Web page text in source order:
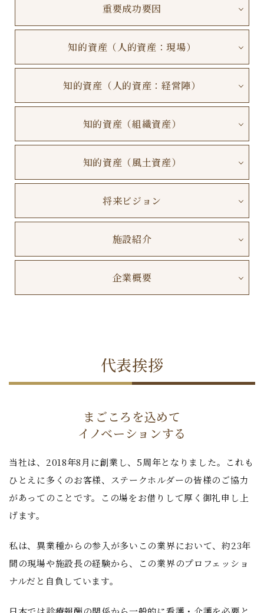
重要成功要因
知的資産（人的資産：現場）
知的資産（人的資産：経営陣）
知的資産（組織資産）
知的資産（風土資産）
将来ビジョン
施設紹介
企業概要
代表挨拶
まごころを込めて
イノベーションする
当社は、2018年8月に創業し、5周年となりました。これも
ひとえに多くのお客様、ステークホルダーの皆様のご協力
があってのことです。この場をお借りして厚く御礼申し上
げます。
私は、異業種からの参入が多いこの業界において、約23年
間の現場や施設長の経験から、この業界のプロフェッショ
ナルだと自負しています。